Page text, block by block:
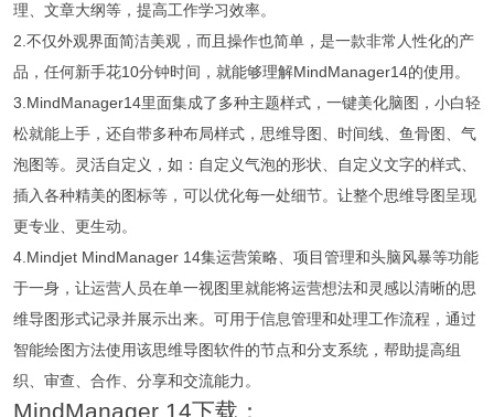
理、文章大纲等，提高工作学习效率。
2.不仅外观界面简洁美观，而且操作也简单，是一款非常人性化的产
品，任何新手花10分钟时间，就能够理解MindManager14的使用。
3.MindManager14里面集成了多种主题样式，一键美化脑图，小白轻
松就能上手，还自带多种布局样式，思维导图、时间线、鱼骨图、气
泡图等。灵活自定义，如：自定义气泡的形状、自定义文字的样式、
插入各种精美的图标等，可以优化每一处细节。让整个思维导图呈现
更专业、更生动。
4.Mindjet MindManager 14集运营策略、项目管理和头脑风暴等功能
于一身，让运营人员在单一视图里就能将运营想法和灵感以清晰的思
维导图形式记录并展示出来。可用于信息管理和处理工作流程，通过
智能绘图方法使用该思维导图软件的节点和分支系统，帮助提高组
织、审查、合作、分享和交流能力。
MindManager 14下载：